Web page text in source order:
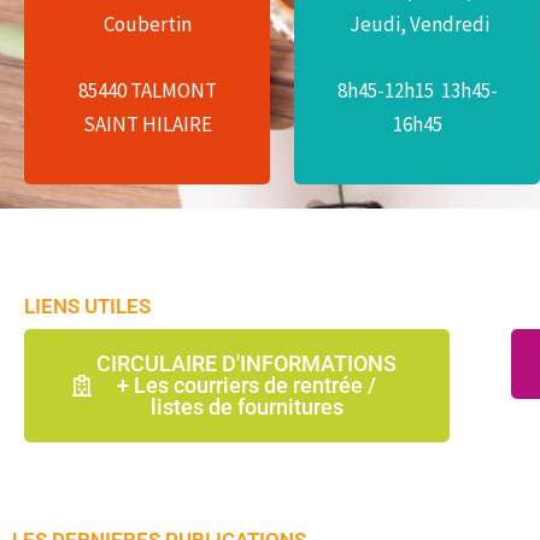
Coubertin
85440 TALMONT
SAINT HILAIRE
Email :
sainthilaire-saint
pierre.fr
Jeudi, Vendredi
8h45-12h15 13h45-
16h45
Jeudi, Vendredi
8h55-12h10 13h45-
16h45
LIENS UTILES
CIRCULAIRE D'INFORMATIONS
+ Les courriers de rentrée /
listes de fournitures